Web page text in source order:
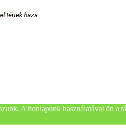
tértek haza.
A honlapunk használatával ön a